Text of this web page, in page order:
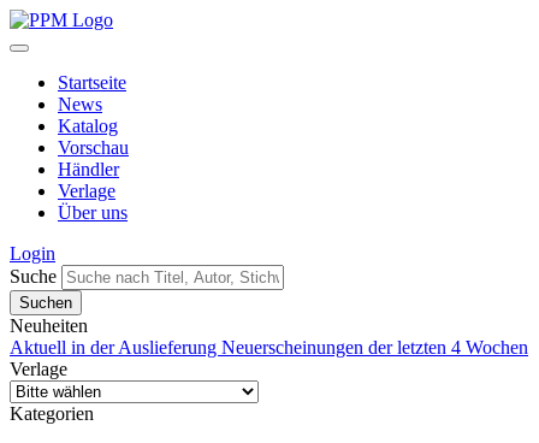
Startseite
News
Katalog
Vorschau
Händler
Verlage
Über uns
Login
Suche
Neuheiten
Aktuell in der Auslieferung Neuerscheinungen der letzten 4 Wochen
Verlage
Kategorien